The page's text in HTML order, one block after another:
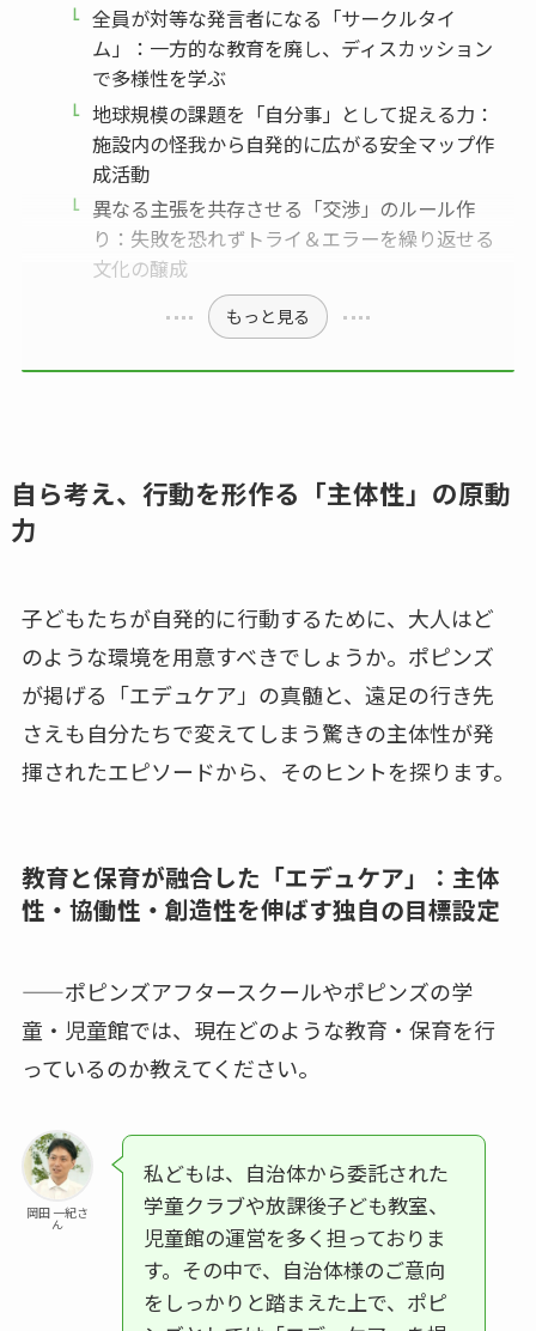
全員が対等な発言者になる「サークルタイ
ム」：一方的な教育を廃し、ディスカッション
で多様性を学ぶ
地球規模の課題を「自分事」として捉える力：
施設内の怪我から自発的に広がる安全マップ作
成活動
異なる主張を共存させる「交渉」のルール作
り：失敗を恐れずトライ＆エラーを繰り返せる
文化の醸成
もっと見る
自ら考え、行動を形作る「主体性」の原動
力
子どもたちが自発的に行動するために、大人はど
のような環境を用意すべきでしょうか。ポピンズ
が掲げる「エデュケア」の真髄と、遠足の行き先
さえも自分たちで変えてしまう驚きの主体性が発
揮されたエピソードから、そのヒントを探ります。
教育と保育が融合した「エデュケア」：主体
性・協働性・創造性を伸ばす独自の目標設定
——ポピンズアフタースクールやポピンズの学
童・児童館では、現在どのような教育・保育を行
っているのか教えてください。
岡田 一紀さ
ん
私どもは、自治体から委託された
学童クラブや放課後子ども教室、
児童館の運営を多く担っておりま
す。その中で、自治体様のご意向
をしっかりと踏まえた上で、ポピ